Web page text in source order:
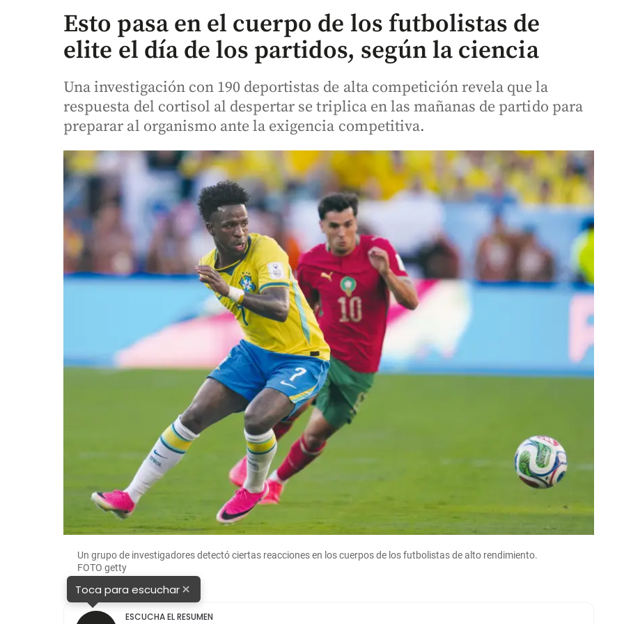
Esto pasa en el cuerpo de los futbolistas de
elite el día de los partidos, según la ciencia
Una investigación con 190 deportistas de alta competición revela que la
respuesta del cortisol al despertar se triplica en las mañanas de partido para
preparar al organismo ante la exigencia competitiva.
Un grupo de investigadores detectó ciertas reacciones en los cuerpos de los futbolistas de alto rendimiento.
FOTO getty
Toca para escuchar×
ESCUCHA EL RESUMEN